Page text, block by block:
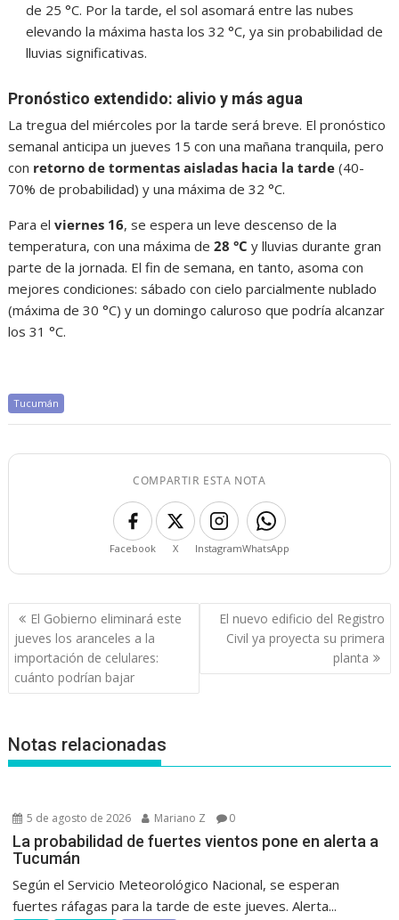
de 25 °C. Por la tarde, el sol asomará entre las nubes
elevando la máxima hasta los 32 °C, ya sin probabilidad de
lluvias significativas.
Pronóstico extendido: alivio y más agua
La tregua del miércoles por la tarde será breve. El pronóstico
semanal anticipa un jueves 15 con una mañana tranquila, pero
con retorno de tormentas aisladas hacia la tarde (40-
70% de probabilidad) y una máxima de 32 °C.
Para elviernes 16, se espera un leve descenso de la
temperatura, con una máxima de28 °C y lluvias durante gran
parte de la jornada. El fin de semana, en tanto, asoma con
mejores condiciones: sábado con cielo parcialmente nublado
(máxima de 30 °C) y un domingo caluroso que podría alcanzar
los 31 °C.
Tucumán
COMPARTIR ESTA NOTA
Facebook X InstagramWhatsApp
Navegación
de
entradas
El Gobierno eliminará este
jueves los aranceles a la
importación de celulares:
cuánto podrían bajar
El nuevo edificio del Registro
Civil ya proyecta su primera
planta
Notas relacionadas
5 de agosto de 2026 Mariano Z 0
La probabilidad de fuertes vientos pone en alerta a
Tucumán
Según el Servicio Meteorológico Nacional, se esperan
fuertes ráfagas para la tarde de este jueves. Alerta...